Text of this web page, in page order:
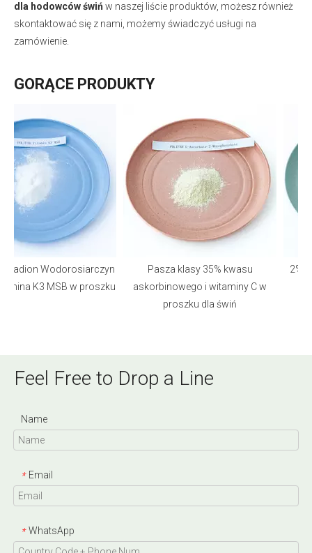
dla hodowców świń w naszej liście produktów, możesz również
skontaktować się z nami, możemy świadczyć usługi na
zamówienie.
GORĄCE PRODUKTY
Wodorosiarczyn
K3 MSB w proszku
Pasza klasy 35% kwasu
askorbinowego i witaminy C w
proszku dla świń
2%
Feel Free to Drop a Line
Name
* Email
* WhatsApp